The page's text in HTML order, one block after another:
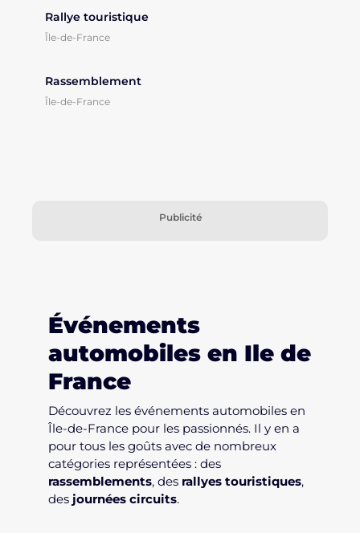
Rallye touristique
Île-de-France
Rassemblement
Île-de-France
Publicité
Événements
automobiles en Ile de
France
Découvrez les événements automobiles en
Île-de-France pour les passionnés. Il y en a
pour tous les goûts avec de nombreux
catégories représentées : des
rassemblements, des rallyes touristiques,
des journées circuits.